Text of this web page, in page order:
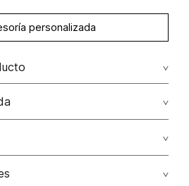
personalizada
cotton
/ no dejar en remojo / no
Dinners, Master Card y American